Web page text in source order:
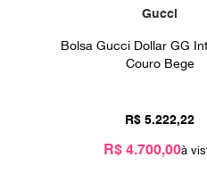
Gucci
Bolsa Gucci Dollar GG
Couro Bege
R$ 5.222,22
R$ 4.700,00